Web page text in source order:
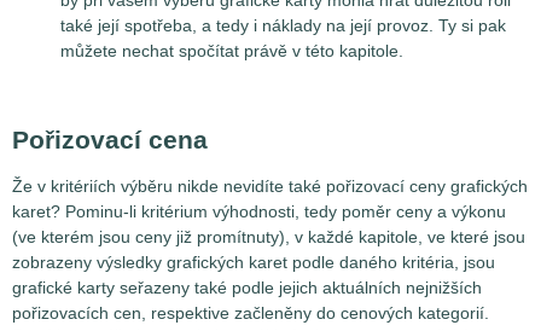
také její spotřeba, a tedy i náklady na její provoz. Ty si pak
můžete nechat spočítat právě v této kapitole.
Pořizovací cena
Že v kritériích výběru nikde nevidíte také pořizovací ceny grafických
karet? Pominu-li kritérium výhodnosti, tedy poměr ceny a výkonu
(ve kterém jsou ceny již promítnuty), v každé kapitole, ve které jsou
zobrazeny výsledky grafických karet podle daného kritéria, jsou
grafické karty seřazeny také podle jejich aktuálních nejnižších
pořizovacích cen, respektive začleněny do cenových kategorií.